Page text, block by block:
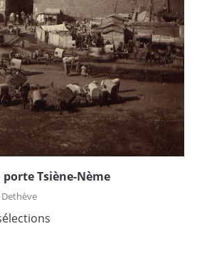
Tsiène-Nème